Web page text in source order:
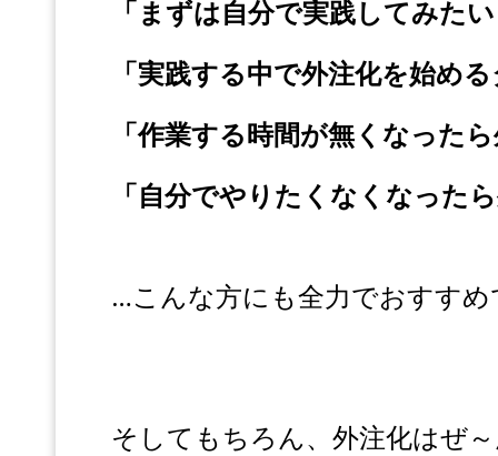
「まずは自分で実践してみた
「実践する中で外注化を始め
「作業する時間が無くなった
「自分でやりたくなくなった
…こんな方にも全力でおすす
そしてもちろん、外注化はぜ